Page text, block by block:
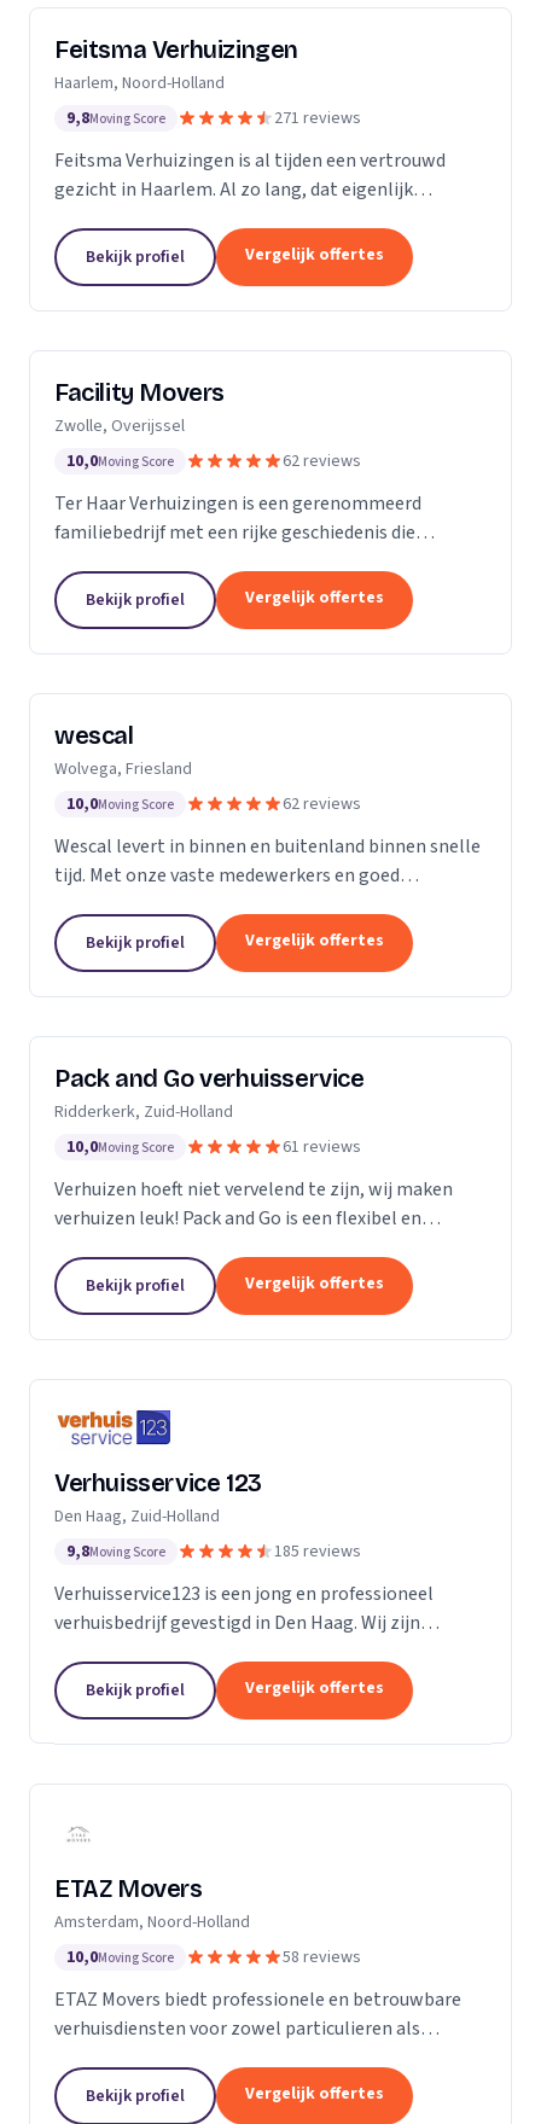
Feitsma Verhuizingen
Haarlem, Noord-Holland
9,8Moving Score 271 reviews
Feitsma Verhuizingen is al tijden een vertrouwd
gezicht in Haarlem. Al zo lang, dat eigenlijk
ooit begonnen is met verhuizen. De eerste
advertenties van...
Bekijk profiel Vergelijk offertes
Facility Movers
Zwolle, Overijssel
10,0Moving Score 62 reviews
Ter Haar Verhuizingen is een gerenommeerd
familiebedrijf met een rijke geschiedenis die
gespecialiseerd in het bieden van naadloze en
zorgeloze verhuisdiensten...
Bekijk profiel Vergelijk offertes
wescal
Wolvega, Friesland
10,0Moving Score 62 reviews
Wescal levert in binnen en buitenland binnen snelle
tijd. Met onze vaste medewerkers en goed
na wat we beloven. Door goede
kwaliteitsvoertuigen te...
Bekijk profiel Vergelijk offertes
Pack and Go verhuisservice
Ridderkerk, Zuid-Holland
10,0Moving Score 61 reviews
Verhuizen hoeft niet vervelend te zijn, wij maken
verhuizen leuk! Pack and Go is een flexibel en
al uw verhuizingen. Met ons team van...
Bekijk profiel Vergelijk offertes
Verhuisservice 123
Den Haag, Zuid-Holland
9,8Moving Score 185 reviews
Verhuisservice123 is een jong en professioneel
verhuisbedrijf gevestigd in Den Haag. Wij zijn
bieden een complete en zorgeloze verhuisservice.
Met een ervaren team werken wij efficiënt,
zorgvuldig en tegen transparante uurtarieven.
Bekijk profiel Vergelijk offertes
ETAZ Movers
Amsterdam, Noord-Holland
10,0Moving Score 58 reviews
ETAZ Movers biedt professionele en betrouwbare
verhuisdiensten voor zowel particulieren als
persoonlijke aanpak, zodat elke verhuizing efficiënt
en zonder stress verloopt. Ons team werkt
Bekijk profiel Vergelijk offertes